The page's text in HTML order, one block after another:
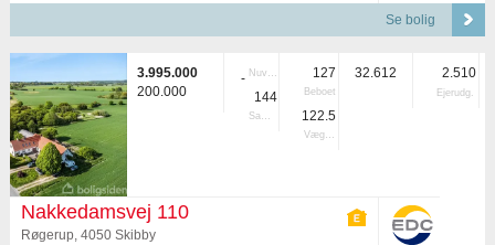
Se bolig
3.995.000
200.000
- Nuvær.
144
Samlet
127
Beboet
122.5
Vægtet
32.612 2.510
Ejerudg.
Nakkedamsvej 110
Røgerup, 4050 Skibby